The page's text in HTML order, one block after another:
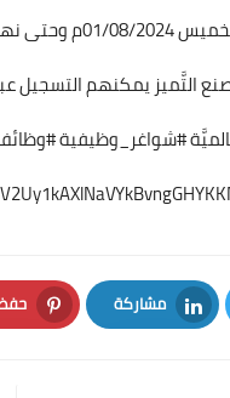
08/2024م.
التَّميز يمكنهم التسجيل
#شواغر_وظيفية
مشاركة
LinkedIn